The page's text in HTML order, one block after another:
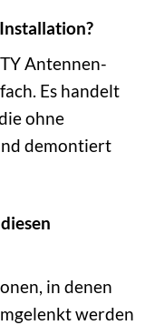
Antennen-
Es handelt
ohne
demontiert
in denen
werden